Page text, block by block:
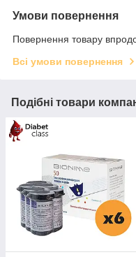
Умови повернення
Повернення товару
Всі умови повернення
Подібні товари